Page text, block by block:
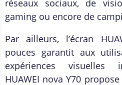
réseaux sociaux, de
gaming ou encore de
Par ailleurs, l’écran
pouces garantit aux
expériences visuelles
HUAWEI nova Y70